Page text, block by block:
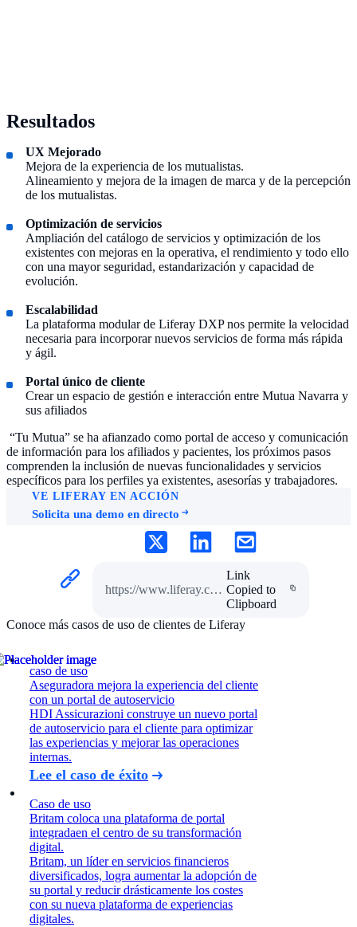
Resultados
UX Mejorado
Mejora de la experiencia de los mutualistas.
Alineamiento y mejora de la imagen de marca y de la percepción
de los mutualistas.
Optimización de servicios
Ampliación del catálogo de servicios y optimización de los
existentes con mejoras en la operativa, el rendimiento y todo ello
con una mayor seguridad, estandarización y capacidad de
evolución.
Escalabilidad
La plataforma modular de Liferay DXP nos permite la velocidad
necesaria para incorporar nuevos servicios de forma más rápida
y ágil.
Portal único de cliente
Crear un espacio de gestión e interacción entre Mutua Navarra y
sus afiliados
“Tu Mutua” se ha afianzado como portal de acceso y comunicación
de información para los afiliados y pacientes, los próximos pasos
comprenden la inclusión de nuevas funcionalidades y servicios
específicos para los perfiles ya existentes, asesorías y trabajadores.
VE LIFERAY EN ACCIÓN
Solicita una demo en directo
https://www.liferay.com/es/resources/case-studies/mutua-navarra
Link
Copied to
Clipboard
Conoce más casos de uso de clientes de Liferay
caso de uso
Aseguradora mejora la experiencia del cliente
con un portal de autoservicio
HDI Assicurazioni construye un nuevo portal
de autoservicio para el cliente para optimizar
las experiencias y mejorar las operaciones
internas.
Lee el caso de éxito
Caso de uso
Britam coloca una plataforma de portal
integradaen el centro de su transformación
digital.
Britam, un líder en servicios financieros
diversificados, logra aumentar la adopción de
su portal y reducir drásticamente los costes
con su nueva plataforma de experiencias
digitales.